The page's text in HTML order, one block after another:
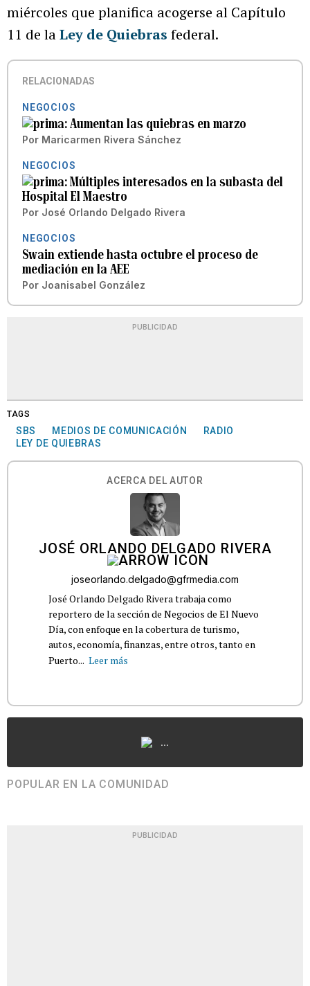
miércoles que planifica acogerse al Capítulo
11 de laLey de Quiebras federal.
RELACIONADAS
NEGOCIOS
Aumentan las quiebras en marzo
Por Maricarmen Rivera Sánchez
NEGOCIOS
Múltiples interesados en la subasta del
Hospital El Maestro
Por José Orlando Delgado Rivera
NEGOCIOS
Swain extiende hasta octubre el proceso de
mediación en la AEE
Por Joanisabel González
PUBLICIDAD
TAGS
SBS MEDIOS DE COMUNICACIÓN
RADIO
LEY DE QUIEBRAS
ACERCA DEL AUTOR
JOSÉ ORLANDO DELGADO RIVERA
joseorlando.delgado@gfrmedia.com
José Orlando Delgado Rivera trabaja como
reportero de la sección de Negocios de El Nuevo
Día, con enfoque en la cobertura de turismo,
autos, economía, finanzas, entre otros, tanto en
Puerto... Leer más
...
POPULAR EN LA COMUNIDAD
PUBLICIDAD